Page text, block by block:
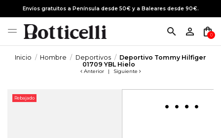
Envíos gratuitos a Península desde 50€ y a Baleares desde 90€.
search person_outline shopping_bag
0
Inicio Hombre Deportivos
Deportivo Tommy Hilfiger
01709 YBL Hielo
Anterior | Siguiente
Rebajado